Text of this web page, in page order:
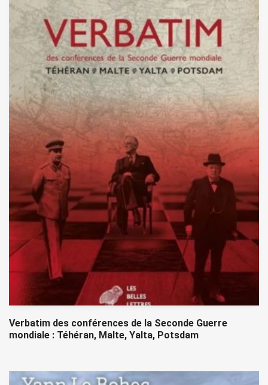
Verbatim des conférences de la Seconde Guerre
mondiale : Téhéran, Malte, Yalta, Potsdam